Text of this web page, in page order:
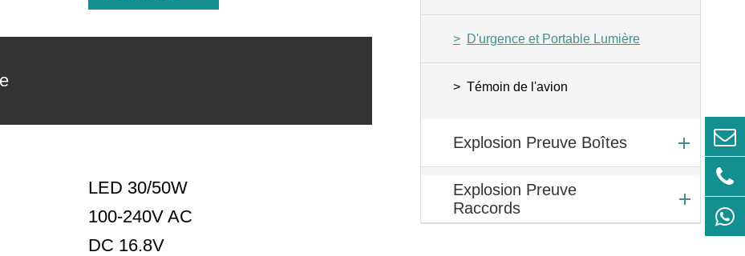
LED 30/50W
100-240V AC
DC 16.8V
D'urgence et Portable Lumière
Témoin de l'avion
Explosion Preuve Boîtes
Explosion Preuve
Raccords